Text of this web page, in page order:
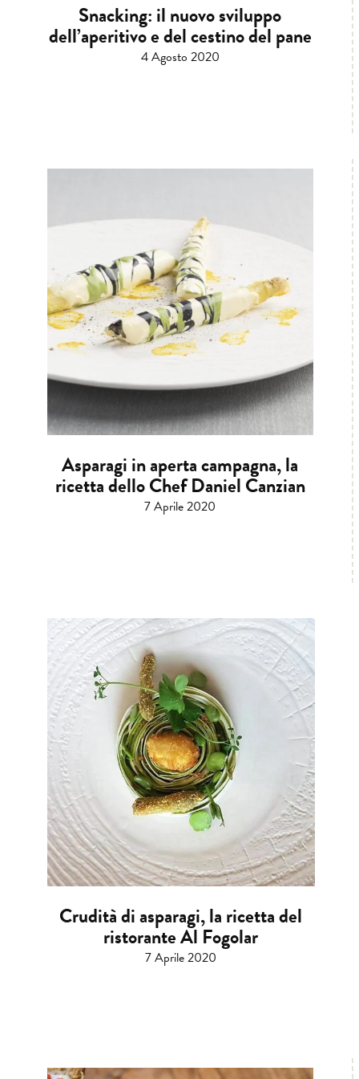
Snacking: il nuovo sviluppo
dell’aperitivo e del cestino del pane
4 Agosto 2020
Asparagi in aperta campagna, la
ricetta dello Chef Daniel Canzian
7 Aprile 2020
Crudità di asparagi, la ricetta del
ristorante Al Fogolar
7 Aprile 2020